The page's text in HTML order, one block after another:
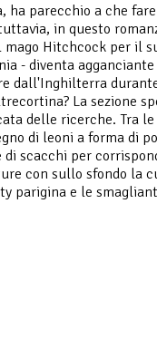
ha parecchio a che
in questo
Hitchcock per il
- diventa
dall'Inghilterra
La sezione
delle ricerche. Tra
di leoni a forma di
scacchi per
con sullo sfondo la
parigina e le